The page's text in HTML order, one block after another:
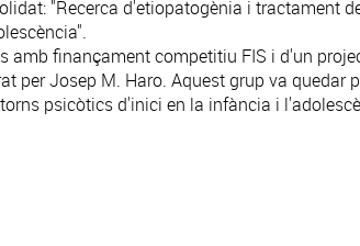
"Recerca d'etiopatogènia i tractament
amb finançament competitiu FIS i d'un
per Josep M. Haro. Aquest grup va quedar
psicòtics d'inici en la infància i